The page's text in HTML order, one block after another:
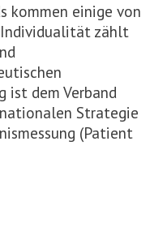
kommen einige von
zählt
ist dem Verband
Strategie
(Patient